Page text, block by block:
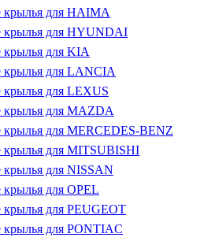
крылья для HAIMA
крылья для HYUNDAI
крылья для KIA
крылья для LANCIA
крылья для LEXUS
крылья для MAZDA
крылья для MERCEDES-BENZ
крылья для MITSUBISHI
крылья для NISSAN
для OPEL
крылья для PEUGEOT
крылья для PONTIAC